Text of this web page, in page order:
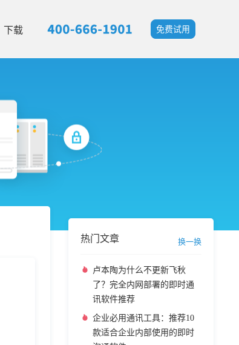
下载 免费试用
热门文章 换一换
卢本陶为什么不更新飞秋
了？完全内网部署的即时通
讯软件推荐
企业必用通讯工具：推荐10
款适合企业内部使用的即时